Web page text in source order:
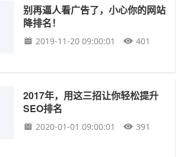
别再逼人看广告了，小心你的网站
降排名！
2019-11-20 09:00:01 401
2017年，用这三招让你轻松提升
SEO排名
2020-01-01 09:00:01 391